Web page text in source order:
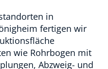
in
fertigen wir
wie Rohrbogen mit
Abzweig- und